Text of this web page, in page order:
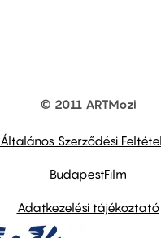
© 2011 ARTMozi
Általános Szerződési
BudapestFilm
Adatkezelési tájékoztató